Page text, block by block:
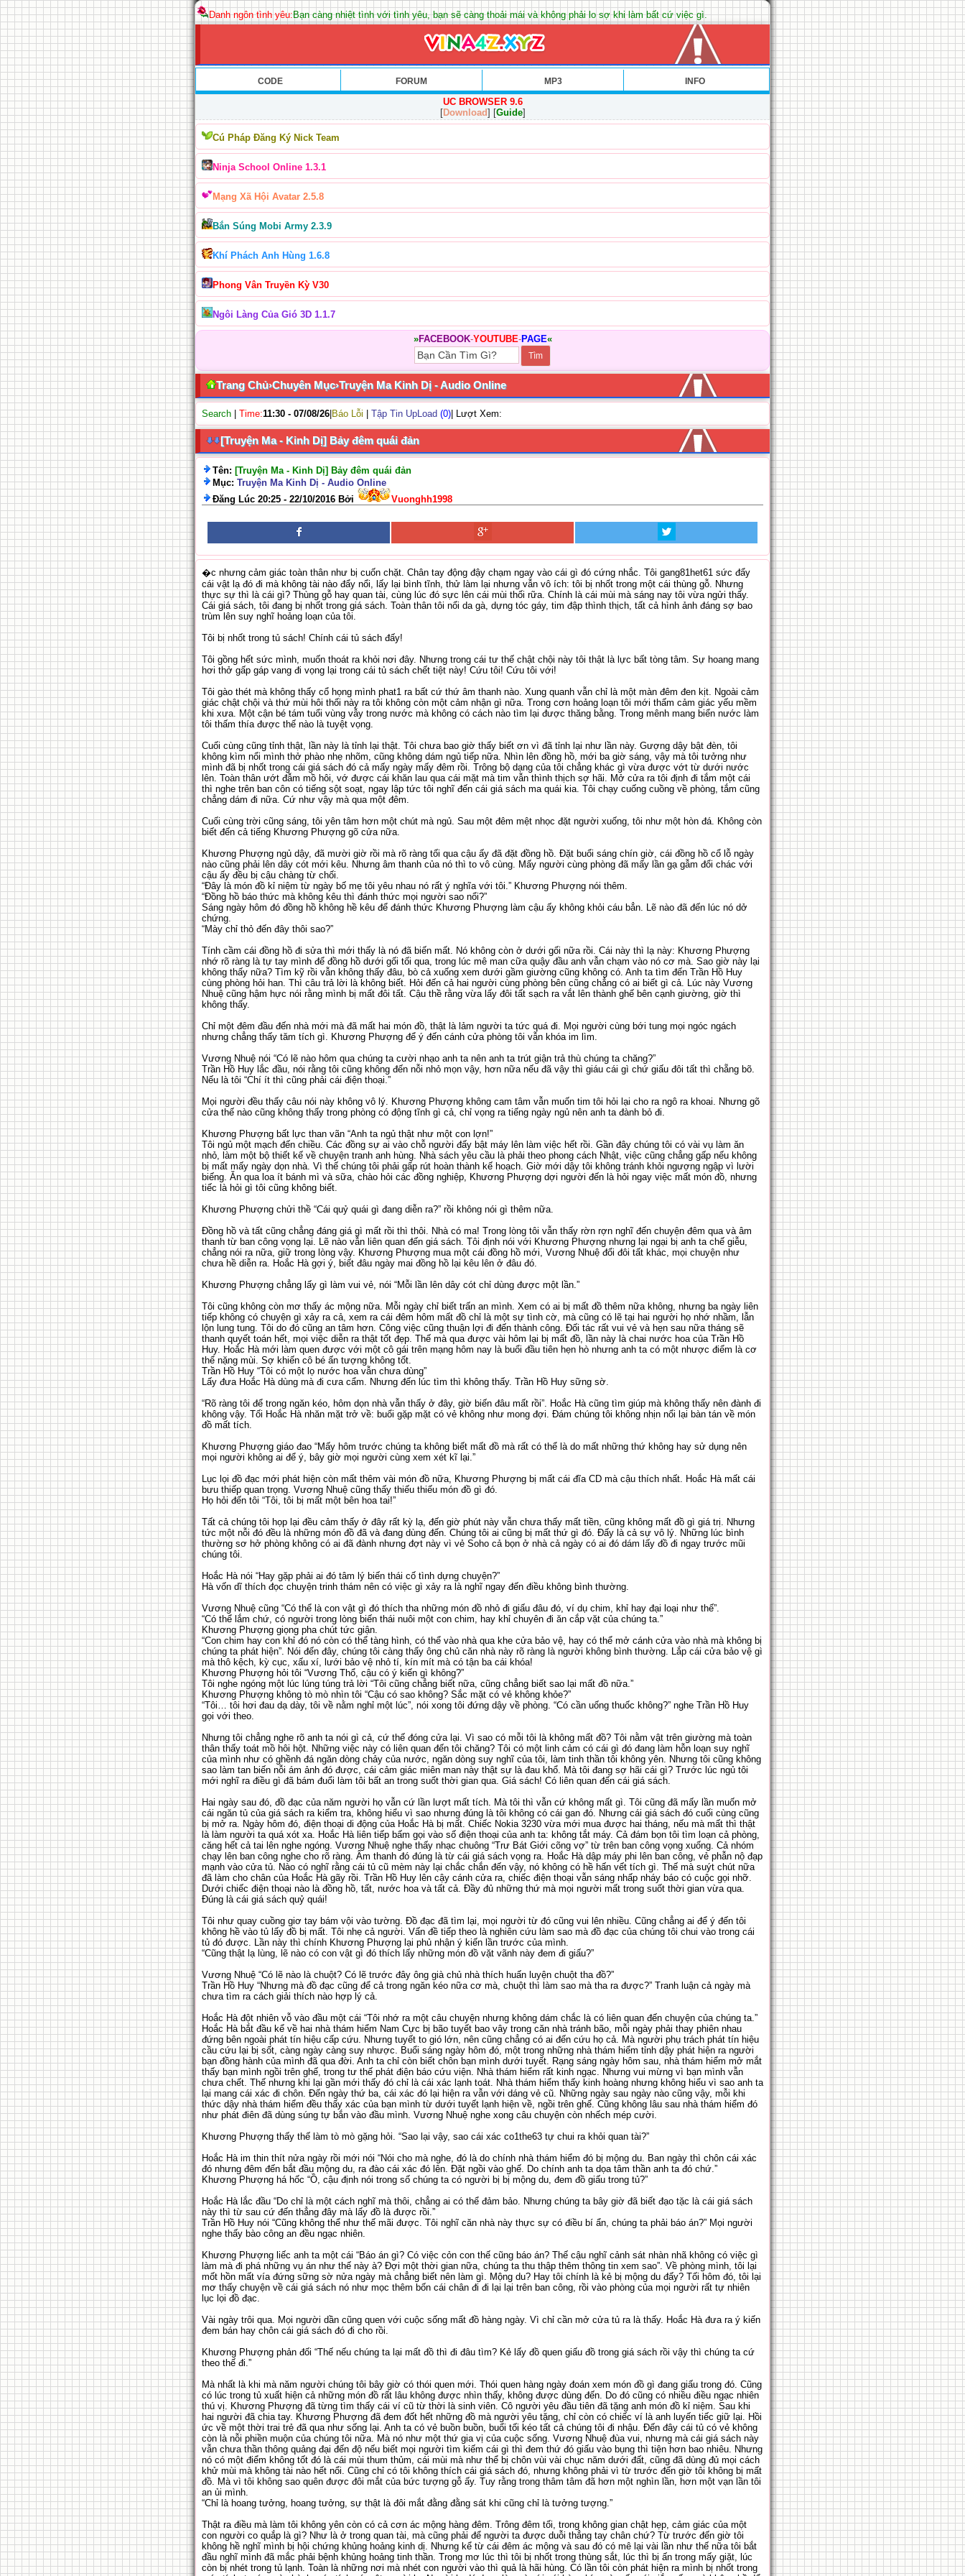
Danh ngôn tình yêu:Bạn càng nhiệt tình với tình yêu, bạn sẽ càng thoải mái và không phải lo sợ khi làm bất cứ việc gì.
CODE FORUM MP3 INFO
UC BROWSER 9.6
[Download] [Guide]
Cú Pháp Đăng Ký Nick Team
Ninja School Online 1.3.1
Mạng Xã Hội Avatar 2.5.8
Bắn Súng Mobi Army 2.3.9
Khí Phách Anh Hùng 1.6.8
Phong Vân Truyền Kỳ V30
Ngôi Làng Của Gió 3D 1.1.7
»FACEBOOK-YOUTUBE-PAGE«
Trang Chủ›Chuyên Mục›Truyện Ma Kinh Dị - Audio Online
Search Time:11:30 - 07/08/26 Báo Lỗi Tập Tin UpLoad (0) | Lượt Xem:
[Truyện Ma - Kinh Dị] Bảy đêm quái đản
Tên: [Truyện Ma - Kinh Dị] Bảy đêm quái đản
Mục: Truyện Ma Kinh Dị - Audio Online
Đăng Lúc 20:25 - 22/10/2016 Bởi
Vuonghh1998
�c nhưng cảm giác toàn thân như bị cuốn chặt. Chân tay động đậy chạm ngay vào cái gì đó cứng nhắc. Tôi gang81het61 sức đẩy
cái vật lạ đó đi mà không tài nào đẩy nổi, lấy lại bình tĩnh, thử làm lại nhưng vẫn vô ích: tôi bị nhốt trong một cái thùng gỗ. Nhưng
thực sự thì là cái gì? Thùng gỗ hay quan tài, cùng lúc đó sực lên cái mùi thối rữa. Chính là cái mùi mà sáng nay tôi vừa ngửi thấy.
Cái giá sách, tôi đang bị nhốt trong giá sách. Toàn thân tôi nổi da gà, dựng tóc gáy, tim đập thình thịch, tất cả hình ảnh đáng sợ bao
trùm lên suy nghĩ hoảng loạn của tôi.
Tôi bị nhốt trong tủ sách! Chính cái tủ sách đấy!
Tôi gồng hết sức mình, muốn thoát ra khỏi nơi đây. Nhưng trong cái tư thế chật chội này tôi thật là lực bất tòng tâm. Sự hoang mang
hơi thở gấp gáp vang đi vọng lại trong cái tủ sách chết tiệt này! Cứu tôi! Cứu tôi với!
Tôi gào thét mà không thấy cổ họng mình phat1 ra bất cứ thứ âm thanh nào. Xung quanh vẫn chỉ là một màn đêm đen kịt. Ngoài cảm
giác chật chội và thứ mùi hôi thối này ra tôi không còn một cảm nhận gì nữa. Trong cơn hoảng loạn tôi mới thấm cảm giác yếu mềm
khi xưa. Một cận bé tám tuổi vùng vẫy trong nước mà không có cách nào tìm lại được thăng bằng. Trong mênh mang biển nước làm
tôi thấm thía được thế nào là tuyệt vọng.
Cuối cùng cũng tỉnh thật, lần này là tỉnh lại thật. Tôi chưa bao giờ thấy biết ơn vì đã tỉnh lại như lần này. Gượng dậy bật đèn, tôi
không kìm nổi mình thở phào nhẹ nhõm, cũng không dám ngủ tiếp nữa. Nhìn lên đồng hồ, mới ba giờ sáng, vậy mà tôi tưởng như
mình đã bị nhốt trong cái giá sách đó cả mấy ngày mấy đêm rồi. Trông bộ dạng của tôi chẳng khác gì vừa được vớt từ dưới nước
lên. Toàn thân ướt đẫm mồ hôi, vớ được cái khăn lau qua cái mặt mà tim vẫn thình thịch sợ hãi. Mở cửa ra tôi định đi tắm một cái
thì nghe trên ban côn có tiếng sột soạt, ngay lập tức tôi nghĩ đến cái giá sách ma quái kia. Tôi chạy cuống cuồng về phòng, tắm cũng
chẳng dám đi nữa. Cứ như vậy mà qua một đêm.
Cuối cùng trời cũng sáng, tôi yên tâm hơn một chút mà ngủ. Sau một đêm mệt nhọc đặt người xuống, tôi như một hòn đá. Không còn
biết đến cả tiếng Khương Phượng gõ cửa nữa.
Khương Phượng ngủ dậy, đã mười giờ rồi mà rõ ràng tối qua cậu ấy đã đặt đồng hồ. Đặt buổi sáng chín giờ, cái đồng hồ cổ lỗ ngày
nào cũng phải lên dây cót mới kêu. Nhưng âm thanh của nó thì to vô cùng. Mấy người cùng phòng đã mấy lần gạ gẫm đổi chác với
cậu ấy đều bị cậu chàng từ chối.
“Đây là món đồ kỉ niệm từ ngày bố mẹ tôi yêu nhau nó rất ý nghĩa với tôi.” Khương Phượng nói thêm.
“Đồng hồ báo thức mà không kêu thì đánh thức mọi người sao nổi?”
Sáng ngày hôm đó đồng hồ không hề kêu để đánh thức Khương Phượng làm cậu ấy không khỏi cáu bẳn. Lẽ nào đã đến lúc nó dở
chứng.
“Mày chỉ thỏ đến đây thôi sao?”
Tính cầm cái đồng hồ đi sửa thì mới thấy là nó đã biến mất. Nó không còn ở dưới gối nữa rồi. Cái này thì lạ này: Khương Phượng
nhớ rõ ràng là tự tay mình để đồng hồ dưới gối tối qua, trong lúc mê man cữa quậy đầu anh vẫn chạm vào nó cơ mà. Sao giờ này lại
không thấy nữa? Tìm kỹ rồi vẫn không thấy đâu, bò cả xuống xem dưới gầm giường cũng không có. Anh ta tìm đến Trần Hồ Huy
cùng phòng hỏi han. Thì câu trả lời là không biết. Hỏi đến cả hai người cùng phòng bên cũng chẳng có ai biết gì cả. Lúc này Vương
Nhuệ cũng hậm hực nói rằng mình bị mất đôi tất. Cậu thề rằng vừa lấy đôi tất sạch ra vắt lên thành ghế bên cạnh giường, giờ thì
không thấy.
Chỉ một đêm đầu đến nhà mới mà đã mất hai món đồ, thật là lảm người ta tức quá đi. Mọi người cùng bới tung mọi ngóc ngách
nhưng chẳng thấy tăm tích gì. Khương Phượng để ý đến cánh cửa phòng tôi vẫn khóa im lìm.
Vương Nhuệ nói “Có lẽ nào hôm qua chúng ta cười nhạo anh ta nên anh ta trút giận trả thù chúng ta chăng?”
Trần Hồ Huy lắc đầu, nói rằng tôi cũng không đến nỗi nhỏ mọn vậy, hơn nữa nếu đã vậy thì giáu cái gì chứ giấu đôi tất thì chẵng bõ.
Nếu là tôi “Chí ít thì cũng phải cái điện thoại.”
Mọi người đều thấy câu nói này không vô lý. Khương Phượng không cam tâm vẫn muốn tim tôi hỏi lại cho ra ngô ra khoai. Nhưng gõ
cửa thế nào cũng không thấy trong phòng có động tĩnh gì cả, chỉ vọng ra tiếng ngày ngủ nên anh ta đành bỏ đi.
Khương Phượng bất lực than vãn “Anh ta ngủ thật như một con lợn!”
Tôi ngủ một mạch đến chiều. Các đồng sự ai vào chỗ người đấy bật máy lên làm việc hết rồi. Gần đây chúng tôi có vài vụ làm ăn
nhỏ, làm một bộ thiết kế về chuyện tranh anh hùng. Nhà sách yêu cầu là phải theo phong cách Nhật, việc cũng chẳng gấp nếu không
bị mất mấy ngày dọn nhà. Vì thế chúng tôi phải gấp rút hoàn thành kế hoạch. Giờ mới dậy tôi không tránh khỏi ngượng ngập vì lười
biếng. Ăn qua loa ít bánh mì và sữa, chào hỏi các đồng nghiệp, Khương Phượng dợi người đến là hỏi ngay việc mất món đồ, nhưng
tiếc là hỏi gì tôi cũng không biết.
Khương Phượng chửi thề “Cái quỷ quái gì đang diễn ra?” rồi không nói gì thêm nữa.
Đồng hồ và tất cũng chẳng đáng giá gì mất rồi thì thôi. Nhà có ma! Trong lòng tôi vẫn thấy rờn rợn nghĩ đến chuyện đêm qua và âm
thanh từ ban công vọng lại. Lẽ nào vẫn liên quan đến giá sách. Tôi định nói với Khương Phượng nhưng lại ngại bị anh ta chế giễu,
chẳng nói ra nữa, giữ trong lòng vậy. Khương Phượng mua một cái đồng hồ mới, Vương Nhuệ đổi đôi tất khác, mọi chuyện như
chưa hề diễn ra. Hoắc Hà gợi ý, biết đâu ngày mai đồng hồ lại kêu lên ở đâu đó.
Khương Phượng chẳng lấy gì làm vui vẻ, nói “Mỗi lần lên dây cót chỉ dùng được một lần.”
Tôi cũng không còn mơ thấy ác mộng nữa. Mỗi ngày chỉ biết trấn an mình. Xem có ai bị mất đồ thêm nữa không, nhưng ba ngày liên
tiếp không có chuyện gì xảy ra cả, xem ra cái đêm hôm mất đồ chỉ là một sự tình cờ, mà cũng có lẽ tại hai người họ nhớ nhầm, lẫn
lộn lung tung. Tôi do đó cũng an tâm hơn. Công việc cũng thuận lợi đi đến thành công. Đối tác rất vui vẻ và hẹn sau nữa tháng sẽ
thanh quyết toán hết, mọi việc diễn ra thật tốt đẹp. Thế mà qua được vài hôm lại bị mất đồ, lần này là chai nước hoa của Trần Hồ
Huy. Hoắc Hà mới làm quen được với một cô gái trên mạng hôm nay là buổi đầu tiên hẹn hò nhưng anh ta có một nhược điểm là cơ
thể nặng mùi. Sợ khiến cô bé ấn tượng không tốt.
Trần Hồ Huy “Tôi có một lọ nước hoa vẫn chưa dùng”
Lấy đưa Hoắc Hà dùng mà đi cưa cẩm. Nhưng đến lúc tìm thì không thấy. Trần Hồ Huy sững sờ.
“Rõ ràng tôi để trong ngăn kéo, hôm dọn nhà vẫn thấy ở đây, giờ biến đâu mất rồi”. Hoắc Hà cũng tìm giúp mà không thấy nên đành đi
không vậy. Tối Hoắc Hà nhăn mặt trở về: buổi gặp mặt có vẻ không như mong đợi. Đám chúng tôi không nhịn nổi lại bàn tán về món
đồ mất tích.
Khương Phượng giáo đao “Mấy hôm trước chúng ta không biết mất đồ mà rất có thể là do mất những thứ không hay sử dụng nên
mọi người không ai để ý, bây giờ mọi người cùng xem xét kĩ lại.”
Lục lọi đồ đạc mới phát hiện còn mất thêm vài món đồ nữa, Khương Phượng bị mất cái đĩa CD mà cậu thích nhất. Hoắc Hà mất cái
bưu thiếp quan trọng. Vương Nhuệ cũng thấy thiếu thiếu món đồ gì đó.
Họ hỏi đến tôi “Tôi, tôi bị mất một bên hoa tai!”
Tất cả chúng tôi họp lại đều cảm thấy ở đây rất kỳ lạ, đến giờ phút này vẫn chưa thấy mất tiền, cũng không mất đồ gì giá trị. Nhưng
tức một nỗi đó đều là những món đồ đã và đang dùng đến. Chúng tôi ai cũng bị mất thứ gì đó. Đấy là cả sự vô lý. Những lúc bình
thường sơ hở phòng không có ai đã đành nhưng đợt này vì vẻ Soho cả bọn ở nhà cả ngày có ai đó dám lấy đồ đi ngay trước mũi
chúng tôi.
Hoắc Hà nói “Hay gặp phải ai đó tâm lý biến thái cố tình dựng chuyện?”
Hà vốn dĩ thích đọc chuyện trinh thám nên có việc gì xảy ra là nghĩ ngay đến điều không bình thường.
Vương Nhuệ cũng “Có thể là con vật gì đó thích tha những món đồ nhỏ đi giấu đâu đó, ví dụ chim, khỉ hay đại loại như thế”.
“Có thể lắm chứ, có người trong lòng biến thái nuôi một con chim, hay khỉ chuyên đi ăn cắp vặt của chúng ta.”
Khương Phượng giọng pha chút tức giận.
“Con chim hay con khỉ đó nó còn có thể tàng hình, có thể vào nhà qua khe cửa bảo vệ, hay có thể mở cánh cửa vào nhà mà không bị
chúng ta phát hiện”. Nói đến đây, chúng tôi càng thấy ông chủ căn nhà này rõ ràng là người không bình thường. Lắp cái cửa bảo vệ gì
mà thô kệch, kỳ cục, xấu xí, lưới bảo vệ nhỏ tí, kín mít mà có tận ba cái khóa!
Khương Phượng hỏi tôi “Vương Thổ, cậu có ý kiến gì không?”
Tôi nghe ngóng một lúc lúng túng trả lời “Tôi cũng chẳng biết nữa, cũng chẳng biết sao lại mất đồ nữa.”
Khương Phượng không tò mò nhìn tôi “Cậu có sao không? Sắc mặt có vẻ không khỏe?”
“Tôi… tôi hơi đau dạ dày, tôi về nằm nghỉ một lúc”, nói xong tôi đứng dậy về phòng. “Có cần uống thuốc không?” nghe Trần Hồ Huy
gọi với theo.
Nhưng tôi chẳng nghe rõ anh ta nói gì cả, cứ thế đóng cửa lại. Vì sao có mỗi tôi là không mất đồ? Tôi nằm vật trên giường mà toàn
thân thấy toát mồ hôi hột. Những việc này có liên quan đến tôi chăng? Tôi có một linh cảm có cái gì đó đang làm hỗn loạn suy nghĩ
của mình như có ghềnh đá ngăn dòng chảy của nước, ngăn dòng suy nghĩ của tôi, làm tinh thần tôi không yên. Nhưng tôi cũng không
sao làm tan biến nỗi ám ảnh đó được, cái cảm giác miên man này thật sự là đau khổ. Mà tôi đang sợ hãi cái gì? Trước lúc ngủ tôi
mới nghĩ ra điều gì đã bám đuổi làm tôi bất an trong suốt thời gian qua. Giá sách! Có liên quan đến cái giá sách.
Hai ngày sau đó, đồ đạc của năm người họ vẫn cứ lần lượt mất tích. Mà tôi thì vẫn cứ không mất gì. Tôi cũng đã mấy lần muốn mở
cái ngăn tủ của giá sách ra kiểm tra, không hiểu vì sao nhưng đúng là tôi không có cái gan đó. Nhưng cái giá sách đó cuối cùng cũng
bị mở ra. Ngày hôm đó, điện thoại di động của Hoắc Hà bị mất. Chiếc Nokia 3230 vừa mới mua được hai tháng, nếu mà mất thì thật
là làm người ta quá xót xa. Hoắc Hà liên tiếp bấm gọi vào số điện thoại của anh ta: không tắt máy. Cả đám bọn tôi tìm loạn cả phòng,
căng hết cả tai lên nghe ngóng. Vương Nhuệ nghe thấy nhạc chuông “Trư Bát Giới cõng vợ” từ trên ban công vọng xuống. Cả nhóm
chạy lên ban công nghe cho rõ ràng. Âm thanh đó đúng là từ cái giá sách vọng ra. Hoắc Hà dập máy phi lên ban công, vẻ phẫn nộ đạp
mạnh vào cửa tủ. Nào có nghĩ rằng cái tủ cũ mèm này lại chắc chắn đến vậy, nó không có hề hấn vết tích gì. Thế mà suýt chút nữa
đã làm cho chân của Hoắc Hà gãy rồi. Trần Hồ Huy lên cậy cánh cửa ra, chiếc điện thoại vẫn sáng nhấp nháy báo có cuộc gọi nhỡ.
Dưới chiếc điện thoại nào là đồng hồ, tất, nước hoa và tất cả. Đầy đủ những thứ mà mọi người mất trong suốt thời gian vừa qua.
Đúng là cái giá sách quỷ quái!
Tôi như quay cuồng giơ tay bám vội vào tường. Đồ đạc đã tìm lại, mọi người từ đó cũng vui lên nhiều. Cũng chẳng ai để ý đến tôi
không hề vào tủ lấy đồ bị mất. Tôi nhẹ cả người. Vấn đề tiếp theo là nghiên cứu làm sao mà đồ đạc của chúng tôi chui vào trong cái
tủ đó được. Lần này thì chính Khương Phượng lại phủ nhận ý kiến lần trước của mình.
“Cũng thật lạ lùng, lẽ nào có con vật gì đó thích lấy những món đồ vặt vãnh này đem đi giấu?”
Vương Nhuệ “Có lẽ nào là chuột? Có lẽ trước đây ông già chủ nhà thích huấn luyện chuột tha đồ?”
Trần Hồ Huy “Nhưng mà đồ đạc cũng để cả trong ngăn kéo nữa cơ mà, chuột thì làm sao mà tha ra được?” Tranh luận cả ngày mà
chưa tìm ra cách giải thích nào hợp lý cả.
Hoắc Hà đột nhiên vỗ vào đầu một cái “Tôi nhớ ra một câu chuyện nhưng không dám chắc là có liên quan đến chuyện của chúng ta.”
Hoắc Hà bắt đầu kể về hai nhà thám hiểm Nam Cực bị bão tuyết bao vây trong căn nhà tránh bão, mỗi ngày phải thay phiên nhau
đứng bên ngoài phát tín hiệu cấp cứu. Nhưng tuyết to gió lớn, nên cũng chẳng có ai đến cứu họ cả. Mà người phụ trách phát tín hiệu
cầu cứu lại bị sốt, càng ngày càng suy nhược. Buổi sáng ngày hôm đó, một trong những nhà thám hiểm tỉnh dậy phát hiện ra người
bạn đồng hành của mình đã qua đời. Anh ta chỉ còn biết chôn bạn mình dưới tuyết. Rạng sáng ngày hôm sau, nhà thám hiểm mở mắt
thấy bạn mình ngồi trên ghế, trong tư thế phát điện báo cứu viện. Nhà thám hiểm rất kinh ngạc. Nhưng vui mừng vì bạn mình vẫn
chưa chết. Thế nhưng khi lại gần mới thấy đó chỉ là cái xác lạnh toát. Nhà thám hiểm thấy kinh hoàng nhưng không hiểu vì sao anh ta
lại mang cái xác đi chôn. Đến ngày thứ ba, cái xác đó lại hiện ra vẫn với dáng vẻ cũ. Những ngày sau ngày nào cũng vậy, mỗi khi
thức dậy nhà thám hiểm đều thấy xác của bạn mình từ dưới tuyết lạnh hiện về, ngồi trên ghế. Cũng không lâu sau nhà thám hiểm đó
như phát điên đã dùng súng tự bắn vào đầu mình. Vương Nhuệ nghe xong câu chuyện còn nhếch mép cười.
Khương Phượng thấy thế làm tò mò gặng hỏi. “Sao lại vậy, sao cái xác co1the63 tự chui ra khỏi quan tài?”
Hoắc Hà im thin thít nửa ngày rồi mới nói “Nói cho mà nghe, đó là do chính nhà thám hiểm đó bị mộng du. Ban ngày thì chôn cái xác
đó nhưng đêm đến bắt đầu mộng du, ra đào cái xác đó lên. Đặt ngồi vào ghế. Do chính anh ta dọa tâm thần anh ta đó chứ.”
Khương Phượng há hốc “Ồ, cậu định nói trong số chúng ta có người bị bị mộng du, đem đồ giấu trong tủ?”
Hoắc Hà lắc đầu “Do chỉ là một cách nghĩ mà thôi, chẳng ai có thể đảm bảo. Nhưng chúng ta bây giờ đã biết đạo tặc là cái giá sách
này thì từ sau cứ đến thẳng đây mà lấy đồ là được rồi.”
Trần Hồ Huy nói “Cũng không thể như thế mãi được. Tôi nghĩ căn nhà này thực sự có điều bí ẩn, chúng ta phải báo án?” Mọi người
nghe thấy bào công an đều ngạc nhiên.
Khương Phượng liếc anh ta một cái “Báo án gì? Có việc cỏn con thế cũng báo án? Thế cậu nghĩ cảnh sát nhàn nhã không có việc gì
làm mà đi phá những vụ án như thế này à? Đợi một thời gian nữa, chúng ta thu thập thêm thông tin xem sao”. Về phòng mình, tôi lại
mốt hồn mất vía đứng sững sờ nửa ngày mà chẳng biết nên làm gì. Mộng du? Hay tôi chính là kẻ bị mộng du đấy? Tối hôm đó, tôi lại
mơ thấy chuyện về cái giá sách nó như mọc thêm bốn cái chân đi đi lại lại trên ban công, rồi vào phòng của mọi người rất tự nhiên
lục lọi đồ đạc.
Vài ngày trôi qua. Mọi người dần cũng quen với cuộc sống mất đồ hàng ngày. Vì chỉ cần mở cửa tủ ra là thấy. Hoắc Hà đưa ra ý kiến
đem bán hay chôn cái giá sách đó đi cho rồi.
Khương Phượng phản đối “Thế nếu chúng ta lại mất đồ thì đi đâu tìm? Kẻ lấy đồ quen giấu đồ trong giá sách rồi vậy thì chúng ta cứ
theo thế đi.”
Mà nhất là khi mà năm người chúng tôi bây giờ có thói quen mới. Thói quen hàng ngày đoán xem món đồ gì đang giấu trong đó. Cũng
có lúc trong tủ xuất hiện cả những món đồ rất lâu không được nhìn thấy, không được dùng đến. Do đó cũng có nhiều điều ngạc nhiên
thú vị. Khương Phượng đã từng tìm thấy cái ví cũ từ thời là sinh viên. Cô người yêu đầu tiên đã tặng anh món đồ kỉ niệm. Sau khi
hai người đã chia tay. Khương Phượng đã đem đốt hết những đồ mà người yêu tặng, chỉ còn có chiếc ví là anh luyến tiếc giữ lại. Hồi
ức về một thời trai trẻ đã qua như sống lại. Anh ta có vẻ buồn buồn, buổi tối kéo tất cả chúng tôi đi nhậu. Đến đây cái tủ có vẻ không
còn là nỗi phiền muộn của chúng tôi nữa. Mà nó như một thứ gia vị của cuộc sống. Vương Nhuệ đùa vui, nhưng mà cái giá sách này
vẫn chưa thần thông quảng đại đến độ nếu biết mọi người tìm kiếm cái gì thì đem thứ đó giấu vào bụng thì tiện hơn bao nhiêu. Nhưng
nó có một điểm không tốt đó là cái mùi thum thủm, cái mùi mà như thể bị chôn vùi vài chục năm dưới đất, cũng đã dùng đủ mọi cách
khử mùi mà không tài nào hết nổi. Cũng chỉ có tôi không thích cái giá sách đó, nhưng không phải vì từ trước đến giờ tôi không bị mất
đồ. Mà vì tôi không sao quên được đôi mắt của bức tượng gỗ ấy. Tuy rằng trong thâm tâm đã hơn một nghìn lần, hơn một vạn lần tôi
an ủi mình.
“Chỉ là hoang tưởng, hoang tưởng, sự thật là đôi mắt đằng đằng sát khi cũng chỉ là tưởng tượng.”
Thật ra điều mà làm tôi không yên còn có cả cơn ác mộng hàng đêm. Trông đêm tối, trong không gian chật hẹp, cảm giác của một
con người co quắp là gì? Như là ở trong quan tài, mà cũng phải để người ta được duỗi thẳng tay chân chứ? Từ trước đến giờ tôi
không hề nghĩ mình bị hội chứng khủng hoảng kinh dị. Nhưng kể từ cái đêm ác mộng và sau đó có mê lại vài lần như thế nữa tôi bắt
đầu nghĩ mình đã mắc phải bệnh khủng hoảng tinh thần. Trong mơ lúc thì tôi bị nhốt trong thùng sắt, lúc thì bị ấn trong mấy giặt, lúc
còn bị nhét trong tủ lạnh. Toàn là những nơi mà nhét con người vào thì quả là hãi hùng. Có lần tôi còn phát hiện ra mình bị nhốt trong